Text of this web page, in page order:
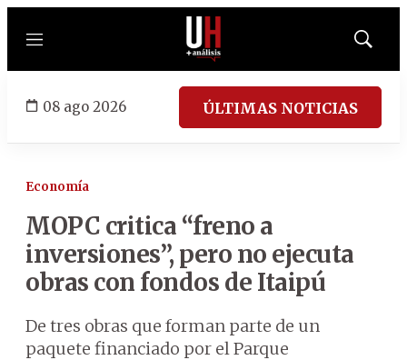
Menú
Mostrar
08 ago 2026 ÚLTIMAS NOTICIAS
Economía
MOPC critica “freno a
inversiones”, pero no ejecuta
obras con fondos de Itaipú
De tres obras que forman parte de un
paquete financiado por el Parque